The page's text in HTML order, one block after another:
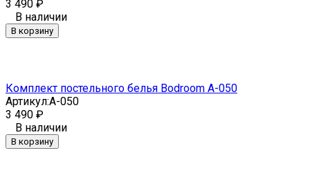
3 490 ₽
В наличии
В корзину
Комплект постельного белья Bodroom A-050
Артикул:A-050
3 490 ₽
В наличии
В корзину